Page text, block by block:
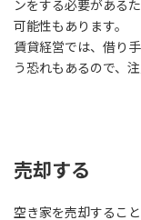
ンをする必要がある
可能性もあります。
賃貸経営では、借り
う恐れもあるので、注
売却する
空き家を売却するこ